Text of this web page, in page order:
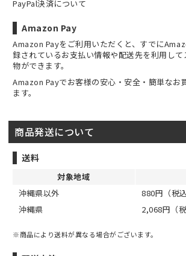
PayPal決済について
Amazon Pay
Amazon Payをご利用いただくと、すでに
録されているお支払い情報や配送先を利用して
物ができます。
Amazon Payでお客様の安心・安全・簡単なお
ます。
商品発送について
送料
対象地域
沖縄県以外
880円（税込
沖縄県
2,068円（税
※商品により送料が異なる場合がございます。